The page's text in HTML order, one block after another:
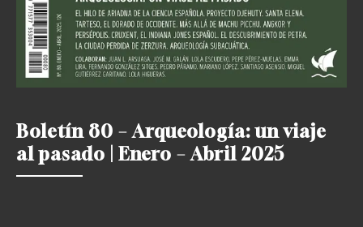
Boletín 80 – Arqueología: un viaje
al pasado | Enero – Abril 2025